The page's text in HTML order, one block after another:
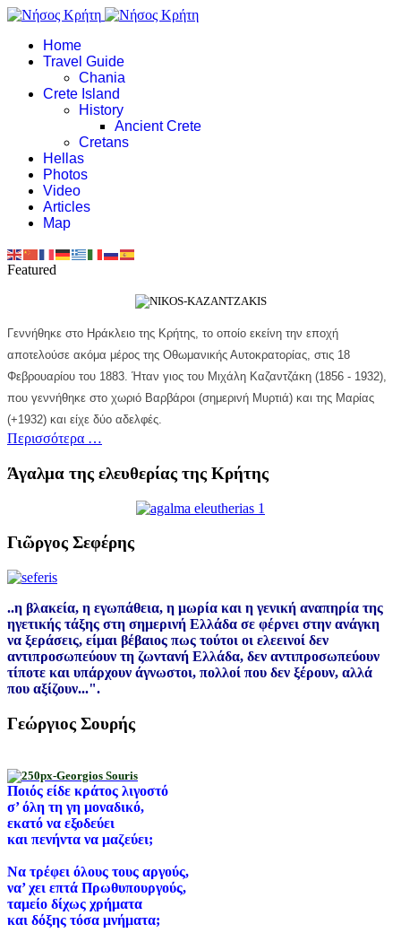
Home
Travel Guide
Chania
Crete Island
History
Ancient Crete
Cretans
Hellas
Photos
Video
Articles
Map
Featured
Γεννήθηκε στο Ηράκλειο της Κρήτης, το οποίο εκείνη την εποχή
αποτελούσε ακόμα μέρος της Οθωμανικής Αυτοκρατορίας, στις 18
Φεβρουαρίου του 1883. Ήταν γιος του Μιχάλη Καζαντζάκη (1856 - 1932),
που γεννήθηκε στο χωριό Βαρβάροι (σημερινή Μυρτιά) και της Μαρίας
(+1932) και είχε δύο αδελφές.
Περισσότερα …
Άγαλμα της ελευθερίας της Κρήτης
Γιῶργος Σεφέρης
..η βλακεία, η εγωπάθεια, η μωρία και η γενική αναπηρία της
ηγετικής τάξης στη σημερινή Ελλάδα σε φέρνει στην ανάγκη
να ξεράσεις, είμαι βέβαιος πως τούτοι οι ελεεινοί δεν
αντιπροσωπεύουν τη ζωντανή Ελλάδα, δεν αντιπροσωπεύουν
τίποτε και υπάρχουν άγνωστοι, πολλοί που δεν ξέρουν, αλλά
που αξίζουν...".
Γεώργιος Σουρής
Ποιός είδε κράτος λιγοστό
σ’όλη τη γη μοναδικό,
εκατό να εξοδεύει
και πενήντα να μαζεύει;
Να τρέφει όλους τους αργούς,
να’χει επτά Πρωθυπουργούς,
ταμείο δίχως χρήματα
και δόξης τόσα μνήματα;